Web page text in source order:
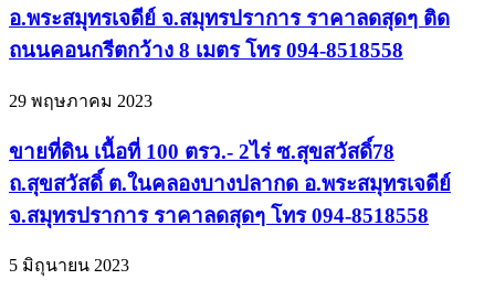
อ.พระสมุทรเจดีย์ จ.สมุทรปราการ ราคาลดสุดๆ ติด
ถนนคอนกรีตกว้าง 8 เมตร โทร 094-8518558
29 พฤษภาคม 2023
ขายที่ดิน เนื้อที่ 100 ตรว.- 2ไร่ ซ.สุขสวัสดิ์78
ถ.สุขสวัสดิ์ ต.ในคลองบางปลากด อ.พระสมุทรเจดีย์
จ.สมุทรปราการ ราคาลดสุดๆ โทร 094-8518558
5 มิถุนายน 2023